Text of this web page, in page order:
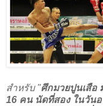
สำหรับ "ศึกมวยปูนเสือ
16 คน นัดที่สอง ในวัน